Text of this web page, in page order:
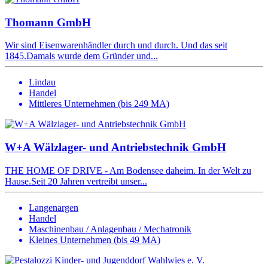
Thomann GmbH
Wir sind Eisenwarenhändler durch und durch. Und das seit
1845.Damals wurde dem Gründer und...
Lindau
Handel
Mittleres Unternehmen (bis 249 MA)
W+A Wälzlager- und Antriebstechnik GmbH
THE HOME OF DRIVE - Am Bodensee daheim. In der Welt zu
Hause.Seit 20 Jahren vertreibt unser...
Langenargen
Handel
Maschinenbau / Anlagenbau / Mechatronik
Kleines Unternehmen (bis 49 MA)